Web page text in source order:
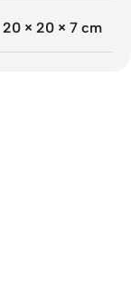
20 × 20 × 7 cm